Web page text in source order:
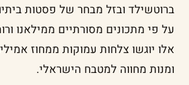
ברוטשילד ובזל מבחר של פסטות
על פי מתכונים מסורתיים ממילאנו
אלו יוגשו צלחות עמוקות ממחוז
ומנות מחווה למטבח הישראלי.